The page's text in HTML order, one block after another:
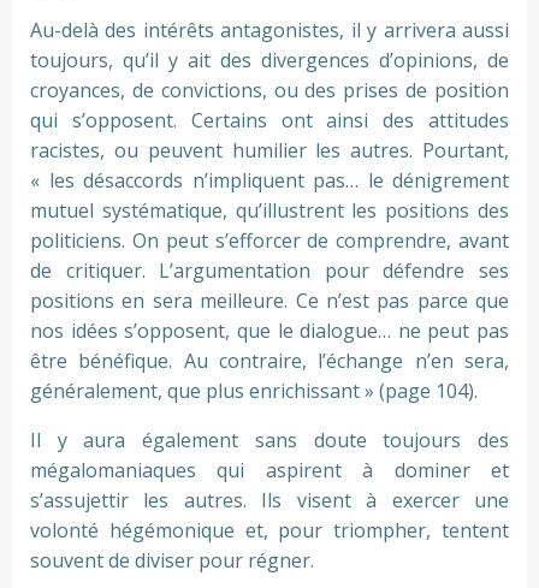
Au-delà des intérêts antagonistes, il y arrivera aussi
toujours, qu’il y ait des divergences d’opinions, de
croyances, de convictions, ou des prises de position
qui s’opposent. Certains ont ainsi des attitudes
racistes, ou peuvent humilier les autres. Pourtant,
« les désaccords n’impliquent pas… le dénigrement
mutuel systématique, qu’illustrent les positions des
politiciens. On peut s’efforcer de comprendre, avant
de critiquer. L’argumentation pour défendre ses
positions en sera meilleure. Ce n’est pas parce que
nos idées s’opposent, que le dialogue… ne peut pas
être bénéfique. Au contraire, l’échange n’en sera,
généralement, que plus enrichissant » (page 104).
Il y aura également sans doute toujours des
mégalomaniaques qui aspirent à dominer et
s’assujettir les autres. Ils visent à exercer une
volonté hégémonique et, pour triompher, tentent
souvent de diviser pour régner.